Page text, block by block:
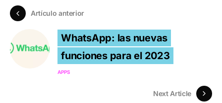
Artículo anterior
WhatsApp: las nuevas
funciones para el 2023
APPS
Next Article